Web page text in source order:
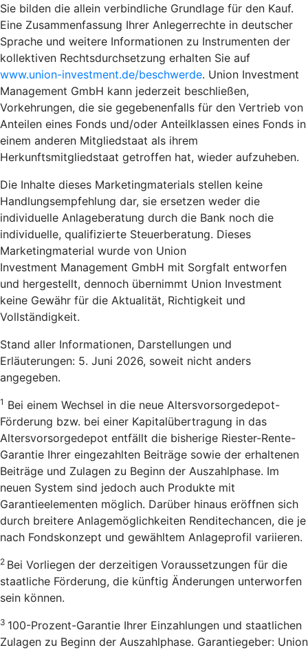
Sie bilden die allein verbindliche Grundlage für den Kauf.
Eine Zusammenfassung Ihrer Anlegerrechte in deutscher
Sprache und weitere Informationen zu Instrumenten der
kollektiven Rechtsdurchsetzung erhalten Sie auf
www.union-investment.de/beschwerde. Union Investment
Management GmbH kann jederzeit beschließen,
Vorkehrungen, die sie gegebenenfalls für den Vertrieb von
Anteilen eines Fonds und/oder Anteilklassen eines Fonds in
einem anderen Mitgliedstaat als ihrem
Herkunftsmitgliedstaat getroffen hat, wieder aufzuheben.
Die Inhalte dieses Marketingmaterials stellen keine
Handlungsempfehlung dar, sie ersetzen weder die
individuelle Anlageberatung durch die Bank noch die
individuelle, qualifizierte Steuerberatung. Dieses
Marketingmaterial wurde von Union
Investment Management GmbH mit Sorgfalt entworfen
und hergestellt, dennoch übernimmt Union Investment
keine Gewähr für die Aktualität, Richtigkeit und
Vollständigkeit.
Stand aller Informationen, Darstellungen und
Erläuterungen: 5. Juni 2026, soweit nicht anders
angegeben.
1 Bei einem Wechsel in die neue Altersvorsorgedepot-
Förderung bzw. bei einer Kapitalübertragung in das
Altersvorsorgedepot entfällt die bisherige Riester-Rente-
Garantie Ihrer eingezahlten Beiträge sowie der erhaltenen
Beiträge und Zulagen zu Beginn der Auszahlphase. Im
neuen System sind jedoch auch Produkte mit
Garantieelementen möglich. Darüber hinaus eröffnen sich
durch breitere Anlagemöglichkeiten Renditechancen, die je
nach Fondskonzept und gewähltem Anlageprofil variieren.
2 Bei Vorliegen der derzeitigen Voraussetzungen für die
staatliche Förderung, die künftig Änderungen unterworfen
sein können.
3 100-Prozent-Garantie Ihrer Einzahlungen und staatlichen
Zulagen zu Beginn der Auszahlphase. Garantiegeber: Union